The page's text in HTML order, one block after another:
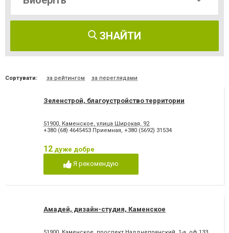
ЗНАЙТИ
Сортувати: за рейтингом за переглядами
Зеленстрой, благоустройство территории
51900, Каменское, улица Широкая, 92
+380 (68) 4645453 Приемная, +380 (5692) 31534
12 дуже добре
Я рекомендую
Амадей, дизайн-студия, Каменское